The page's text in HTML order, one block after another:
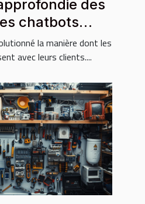
des
chatbots
la manière dont les
avec leurs clients....